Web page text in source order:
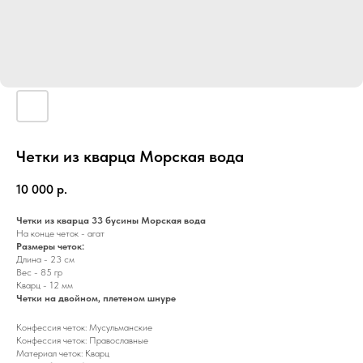
Четки из кварца Морская вода
10 000 р.
Четки из кварца 33 бусины Морская вода
На конце четок - агат
Размеры четок:
Длина - 23 см
Вес - 85 гр
Кварц - 12 мм
Четки на двойном, плетеном шнуре
Конфессия четок: Мусульманские
Конфессия четок: Православные
Материал четок: Кварц